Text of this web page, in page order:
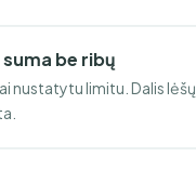
be ribų
nustatytu limitu. Dalis lėšų,